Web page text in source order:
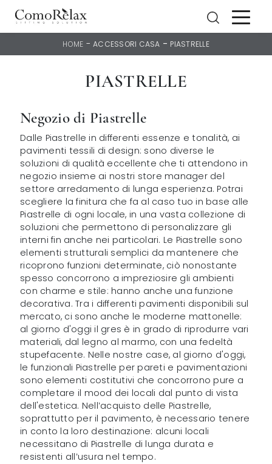
HOME - ACCESSORI CASA - PIASTRELLE
PIASTRELLE
Negozio di Piastrelle
Dalle Piastrelle in differenti essenze e tonalità, ai
pavimenti tessili di design: sono diverse le
soluzioni di qualità eccellente che ti attendono in
negozio insieme ai nostri store manager del
settore arredamento di lunga esperienza. Potrai
scegliere la finitura che fa al caso tuo in base alle
Piastrelle di ogni locale, in una vasta collezione di
soluzioni che permettono di personalizzare gli
interni fin anche nei particolari. Le Piastrelle sono
elementi strutturali semplici da mantenere che
ricoprono funzioni determinate, ciò nonostante
spesso concorrono a impreziosire gli ambienti
con charme e stile: hanno anche una funzione
decorativa. Tra i differenti pavimenti disponibili sul
mercato, ci sono anche le moderne mattonelle:
al giorno d'oggi il gres è in grado di riprodurre vari
materiali, dal legno al marmo, con una fedeltà
stupefacente. Nelle nostre case, al giorno d'oggi,
le funzionali Piastrelle per pareti e pavimentazioni
sono elementi costitutivi che concorrono pure a
completare il mood dei locali dal punto di vista
dell'estetica. Nell’acquisto delle Piastrelle,
soprattutto per il pavimento, è necessario tenere
in conto la loro destinazione: alcuni locali
necessitano di Piastrelle di lunga durata e
resistenti all’usura nel tempo.